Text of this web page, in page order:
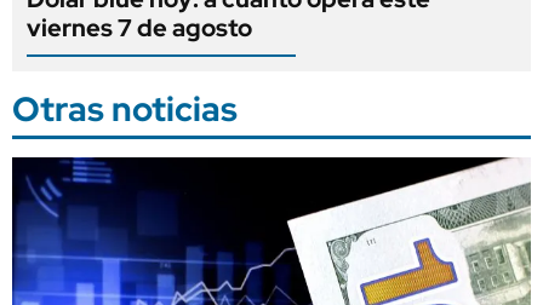
viernes 7 de agosto
Otras noticias